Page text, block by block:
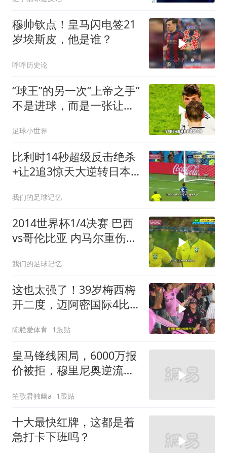
穆帅钦点！皇马闪电签21
岁埃斯皮，他是谁？
呼呼历史论
“球王”的另一次“上帝之手”
不是进球，而是一张让少
足球小世界
比利时14秒超级反击绝杀
+让2追3惊天大逆转日本
我们的足球记忆
2014世界杯1/4决赛 巴西
vs哥伦比亚 内马尔重伤离
我们的足球记忆
这也太强了！39岁梅西梅
开二度，迈阿密国际4比2
陈赩爱体育 1跟贴
皇马锋线困局，6000万报
价被拒，穆里尼奥逆流而
笙歌君独幽a 1跟贴
十大最快红牌，这都是着
急打卡下班吗？